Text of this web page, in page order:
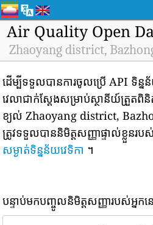
Air Quality Open
Zhaoyang district,
ដើម្បីទទួលបានការចូលប្រើ API ទិន្
វេលាជាក់ស្តែងសម្រាប់ស្ថានីយ៍ត្រួត
ខ្យល់ Zhaoyang district,
ត្រូវទទួលបាននិមិត្តសញ្ញាផ្ទាល់ខ្លួនរប
សម្ងាត់ទិន្នន័យវេទិកា ។
បន្ទាប់មកបញ្ចូលនិមិត្តសញ្ញារបស់អ្នកន